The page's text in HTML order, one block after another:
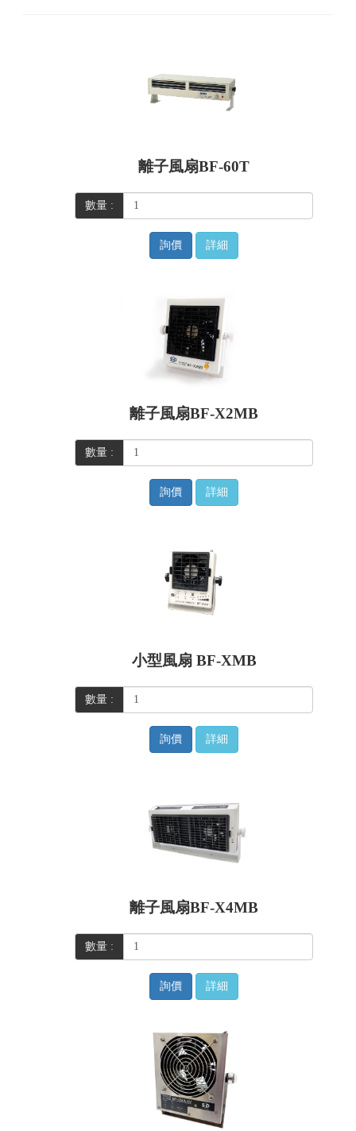
離子風扇BF-60T
數量 :
詢價 詳細
離子風扇BF-X2MB
數量 :
詢價 詳細
小型風扇 BF-XMB
數量 :
詢價 詳細
離子風扇BF-X4MB
數量 :
詢價 詳細